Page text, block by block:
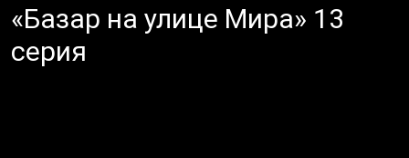
«Базар на улице Мира» 13
серия